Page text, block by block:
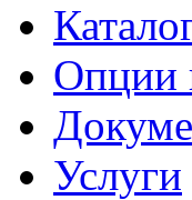
Опции
Услуги